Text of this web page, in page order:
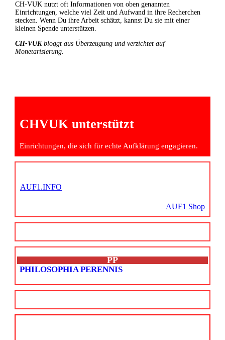
CH-VUK nutzt oft Informationen von oben genannten
Einrichtungen, welche viel Zeit und Aufwand in ihre Recherchen
stecken. Wenn Du ihre Arbeit schätzt, kannst Du sie mit einer
kleinen Spende unterstützen.
CH-VUKbloggt aus Überzeugung und verzichtet auf
Monetarisierung.
CHVUK unterstützt
Einrichtungen, die sich für echte Aufklärung engagieren.
AUF1.INFO
AUF1 Shop
PP
PHILOSOPHIA PERENNIS